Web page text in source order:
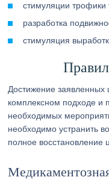
стимуляции трофики
разработка
стимуляция
Достижение заявленных
комплексном подходе и
необходимых
необходимо устранить
полное восстановление